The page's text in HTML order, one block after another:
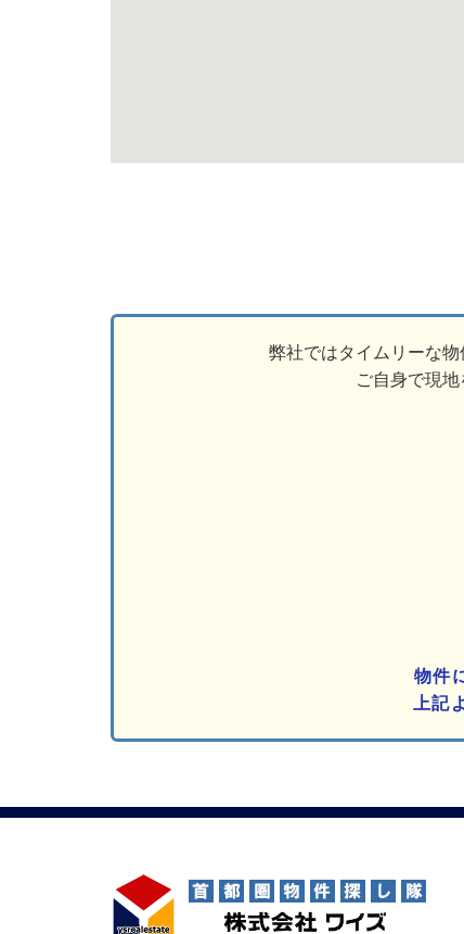
弊社ではタイムリーな
ご自身で現
物件
上記